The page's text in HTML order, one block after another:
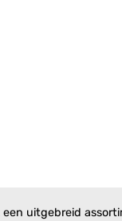
uitgebreid